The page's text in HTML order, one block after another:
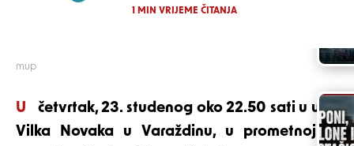
mup
1 MIN VRIJEME ČITANJA
U četvrtak, 23. studenog oko 22.50 sati u ulici
Vilka Novaka u Varaždinu, u prometnoj je